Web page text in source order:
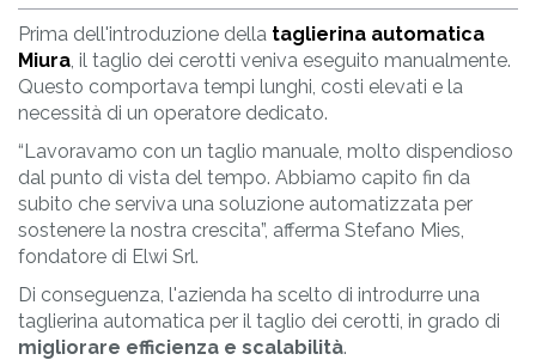
Prima dell'introduzione della taglierina automatica
Miura, il taglio dei cerotti veniva eseguito manualmente.
Questo comportava tempi lunghi, costi elevati e la
necessità di un operatore dedicato.
“Lavoravamo con un taglio manuale, molto dispendioso
dal punto di vista del tempo. Abbiamo capito fin da
subito che serviva una soluzione automatizzata per
sostenere la nostra crescita”, afferma Stefano Mies,
fondatore di Elwi Srl.
Di conseguenza, l'azienda ha scelto di introdurre una
taglierina automatica per il taglio dei cerotti, in grado di
migliorare efficienza e scalabilità.